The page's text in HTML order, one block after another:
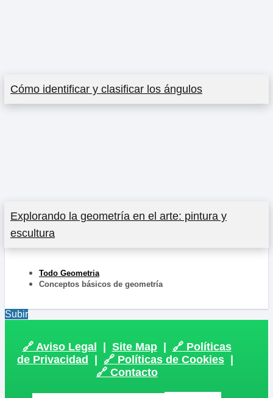
Cómo identificar y clasificar los ángulos
Explorando la geometría en el arte: pintura y
escultura
Todo Geometria
Conceptos básicos de geometría
Subir
🔗 Aviso Legal Site Map| 🔗 Políticas
de Privacidad
🔗 Políticas de Cookies
🔗 Contacto